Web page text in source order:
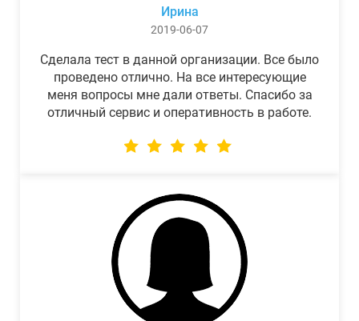
Ирина
2019-06-07
Сделала тест в данной организации. Все было
проведено отлично. На все интересующие
меня вопросы мне дали ответы. Спасибо за
отличный сервис и оперативность в работе.